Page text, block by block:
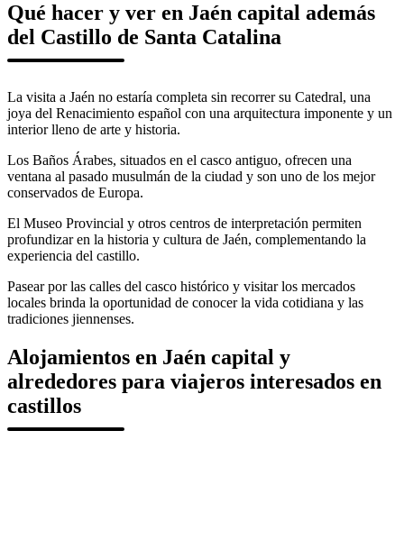
Qué hacer y ver en Jaén capital además
del Castillo de Santa Catalina
La visita a Jaén no estaría completa sin recorrer su Catedral, una
joya del Renacimiento español con una arquitectura imponente y un
interior lleno de arte y historia.
Los Baños Árabes, situados en el casco antiguo, ofrecen una
ventana al pasado musulmán de la ciudad y son uno de los mejor
conservados de Europa.
El Museo Provincial y otros centros de interpretación permiten
profundizar en la historia y cultura de Jaén, complementando la
experiencia del castillo.
Pasear por las calles del casco histórico y visitar los mercados
locales brinda la oportunidad de conocer la vida cotidiana y las
tradiciones jiennenses.
Alojamientos en Jaén capital y
alrededores para viajeros interesados en
castillos